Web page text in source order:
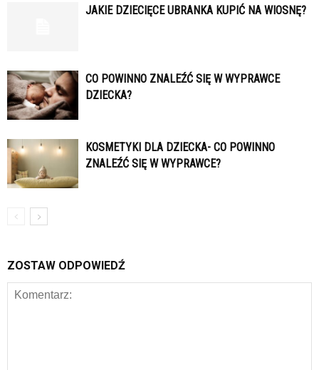
JAKIE DZIECIĘCE UBRANKA KUPIĆ NA WIOSNĘ?
CO POWINNO ZNALEŹĆ SIĘ W WYPRAWCE
DZIECKA?
KOSMETYKI DLA DZIECKA- CO POWINNO
ZNALEŹĆ SIĘ W WYPRAWCE?
ZOSTAW ODPOWIEDŹ